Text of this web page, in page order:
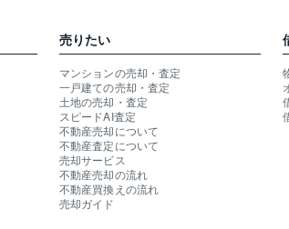
売りたい
マンションの売却・査定
一戸建ての売却・査定
土地の売却・査定
スピードAI査定
不動産売却について
不動産査定について
売却サービス
不動産売却の流れ
不動産買換えの流れ
売却ガイド